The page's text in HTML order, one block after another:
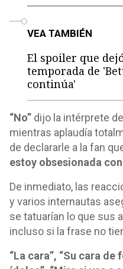
VEA TAMBIÉN
El spoiler que
temporada de
continúa'
“No” dijo la intérprete de
mientras aplaudía
de declararle a la fan
estoy obsesionada
De inmediato, las
y varios internautas
se tatuarían lo que sus
incluso si la frase no
“La cara”, “Su cara